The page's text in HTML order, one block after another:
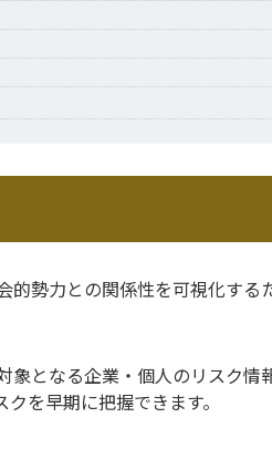
的勢力との関係性を可視化する
象となる企業・個人のリスク情
を早期に把握できます。